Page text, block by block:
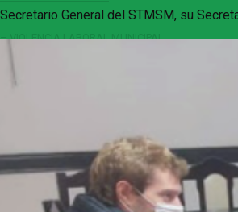
VIOLENCIA LABORAL MUNICIPAL
General del STMSM, su